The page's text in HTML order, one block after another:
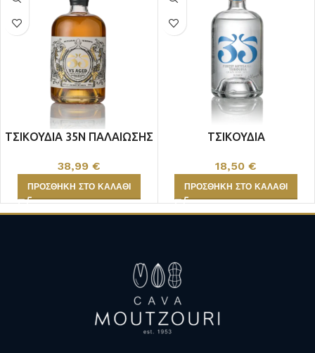
ΤΣΙΚΟΥΔΙΑ 35N ΠΑΛΑΙΩΣΗΣ
38,99 €
ΠΡΟΣΘΉΚΗ ΣΤΟ ΚΑΛΆΘΙ
ΤΣΙΚΟΥΔΙΑ
18,50€
ΠΡΟΣΘΉΚΗ ΣΤΟ ΚΑΛΆΘΙ